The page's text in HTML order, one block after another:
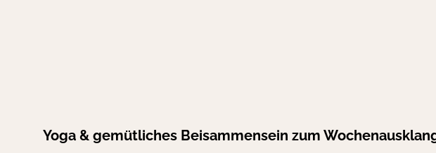
Yoga & gemütliches Beisammensein zum